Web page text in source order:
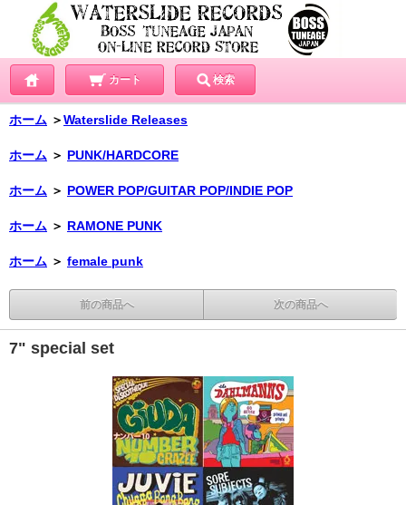
カート 検索
ホーム ＞Waterslide Releases
ホーム ＞ PUNK/HARDCORE
ホーム ＞ POWER POP/GUITAR POP/INDIE POP
ホーム ＞ RAMONE PUNK
ホーム ＞ female punk
前の商品へ 次の商品へ
7" special set